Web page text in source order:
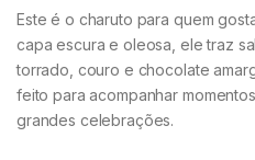
Este é o charuto para quem
capa escura e oleosa, ele traz
torrado, couro e chocolate
feito para acompanhar
grandes celebrações.